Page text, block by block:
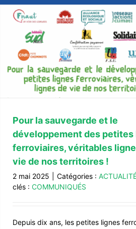
Pour la sauvegarde et le
développement des petites
ferroviaires, véritables
vie de nos territoires !
2 mai 2025 Catégories :
clés : COMMUNIQUÉS
Depuis dix ans, les petites lignes
Soutien aux magistrat·es
droit, protéger la
À LA UNE